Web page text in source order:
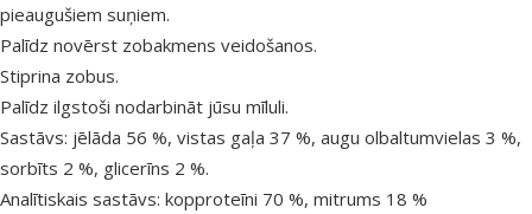
pieaugušiem suņiem.
Palīdz novērst zobakmens veidošanos.
Stiprina zobus.
Palīdz ilgstoši nodarbināt jūsu mīluli.
Sastāvs: jēlāda 56 %, vistas gaļa 37 %, augu olbaltumvielas 3 %,
sorbīts 2 %, glicerīns 2 %.
Analītiskais sastāvs: kopproteīni 70 %, mitrums 18 %